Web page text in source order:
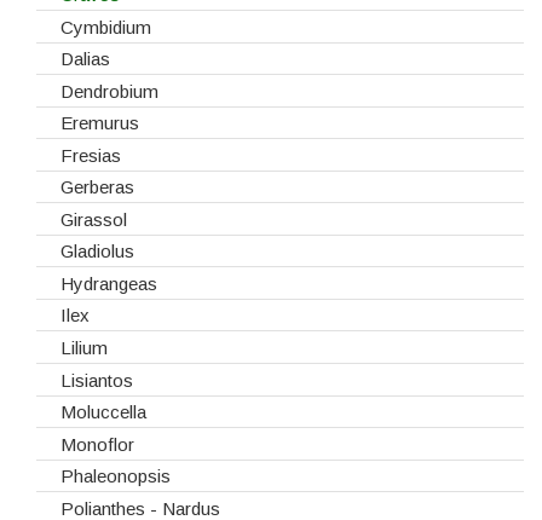
Tabuleiros/Bases
Telas/Tecidos
Vidros
Cymbidium
Dalias
Dendrobium
Eremurus
Fresias
Gerberas
Girassol
Gladiolus
Hydrangeas
Ilex
Lilium
Lisiantos
Moluccella
Monoflor
Phaleonopsis
Polianthes - Nardus